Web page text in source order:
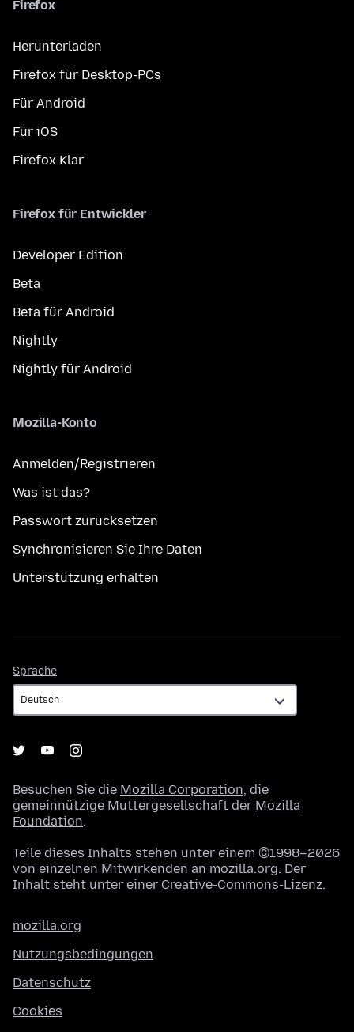
Firefox
Herunterladen
Firefox für Desktop-PCs
Für Android
Für iOS
Firefox Klar
Firefox für Entwickler
Developer Edition
Beta
Beta für Android
Nightly
Nightly für Android
Mozilla-Konto
Anmelden/Registrieren
Was ist das?
Passwort zurücksetzen
Synchronisieren Sie Ihre Daten
Unterstützung erhalten
Sprache
Besuchen Sie die Mozilla Corporation, die
gemeinnützige Muttergesellschaft der Mozilla
Foundation.
Teile dieses Inhalts stehen unter einem ©1998–2026
von einzelnen Mitwirkenden an mozilla.org. Der
Inhalt steht unter einer Creative-Commons-Lizenz.
mozilla.org
Nutzungsbedingungen
Datenschutz
Cookies